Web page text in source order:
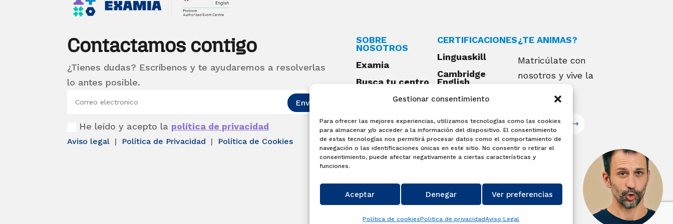
Gestionar consentimiento
Para ofrecer las mejores experiencias, utilizamos tecnologías como las cookies
para almacenar y/o acceder a la información del dispositivo. El consentimiento
de estas tecnologías nos permitirá procesar datos como el comportamiento de
navegación o las identificaciones únicas en este sitio. No consentir o retirar el
consentimiento, puede afectar negativamente a ciertas características y
funciones.
Aceptar Denegar Ver preferencias
Política de cookiesPolitica de privacidadAviso Legal
Contactamos contigo
¿Tienes dudas? Escríbenos y te ayudaremos a resolverlas
lo antes posible.
He leído y acepto la política de privacidad
Enviar
Aviso legal | Política de Privacidad | Política de Cookies
SOBRE
NOSOTROS
Examia
Busca tu centro
Preguntas
Acceso centros
preparadores
Blog
Contacto
CERTIFICACIONES
Linguaskill
Cambridge
English
¿TE ANIMAS?
Matricúlate con
nosotros y vive la
Matricúlate